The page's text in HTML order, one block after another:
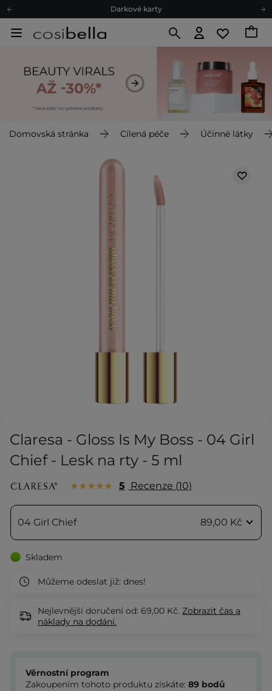
Darkové karty
Darkové karty
Domovská stránka Cílená péče Účinné látky
Claresa - Gloss Is My Boss - 04 Girl
Chief - Lesk na rty - 5 ml
5 Recenze 10
04 Girl Chief 89,00 Kč
Skladem
Můžeme odeslat již: dnes!
Nejlevnější doručení od: 69,00 Kč. Zobrazit čas a
náklady na dodání.
Věrnostní program
Zakoupením tohoto produktu získáte: 89 bodů